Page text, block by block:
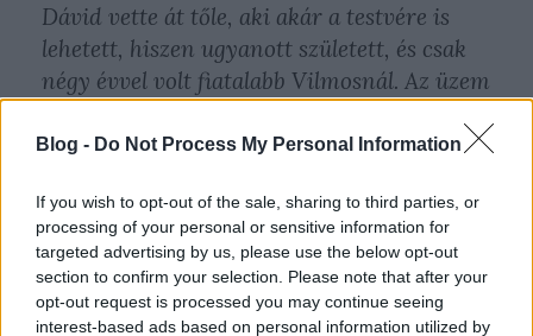
Blog - Do Not Process My Personal Information
If you wish to opt-out of the sale, sharing to third parties, or
processing of your personal or sensitive information for
targeted advertising by us, please use the below opt-out
section to confirm your selection. Please note that after your
opt-out request is processed you may continue seeing
interest-based ads based on personal information utilized by
Dávid vette át tőle, aki akár a testvére is
lehetett, hiszen ugyanott született, és csak
négy évvel volt fiatalabb Vilmosnál. Az üzem
ben engedélyt kért egy tiszafüredi fiók
könyvkötéssel is foglalkozni, sőt egy időben
szerkesztette a nála nyomtatott Eger és
Vidéke című lapot is. 1893-ban azonban
nyomdája leégett, és ami megmaradt belőle,